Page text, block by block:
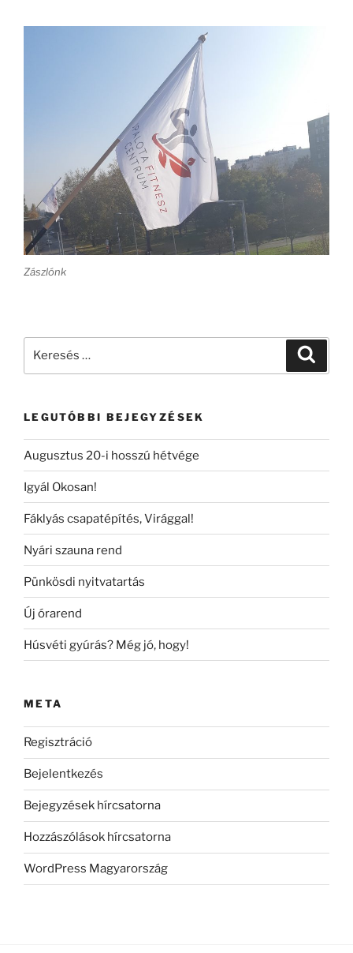
Zászlónk
LEGUTÓBBI BEJEGYZÉSEK
Augusztus 20-i hosszú hétvége
Igyál Okosan!
Fáklyás csapatépítés, Virággal!
Nyári szauna rend
Pünkösdi nyitvatartás
Új órarend
Húsvéti gyúrás? Még jó, hogy!
META
Regisztráció
Bejelentkezés
Bejegyzések hírcsatorna
Hozzászólások hírcsatorna
WordPress Magyarország